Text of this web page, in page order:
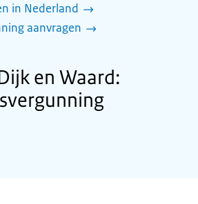
in Nederland
aanvragen
en Waard: